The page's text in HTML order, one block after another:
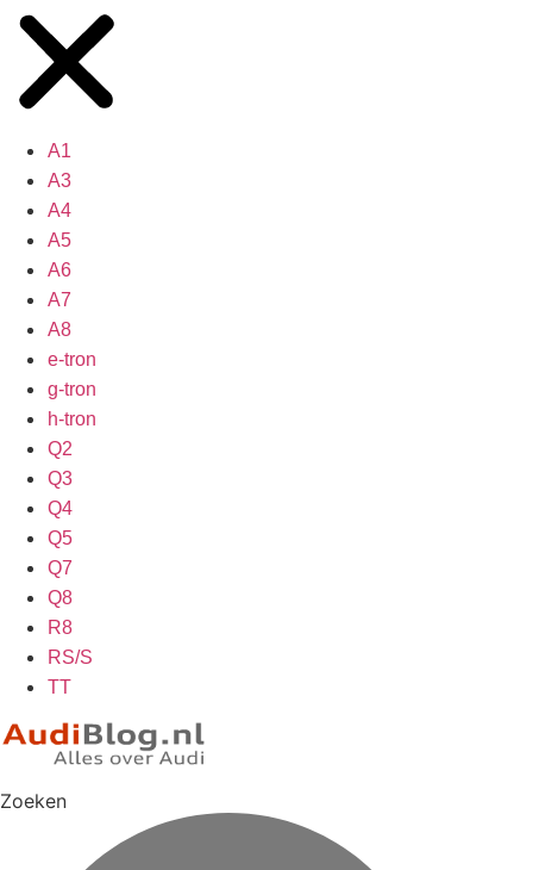
A1
A3
A4
A5
A6
A7
A8
e-tron
g-tron
h-tron
Q2
Q3
Q4
Q5
Q7
Q8
R8
RS/S
TT
Zoeken